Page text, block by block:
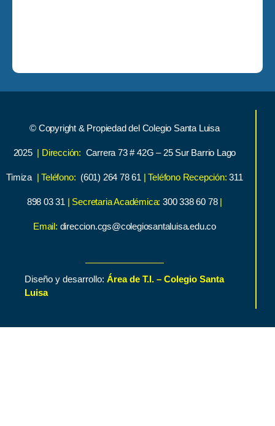
© Copyright & Propiedad del Colegio Santa Luisa
2025 | Dirección: Carrera 73 # 42G – 25 Sur Barrio Lago
Timiza | Teléfono: (601) 264 78 61 | Teléfono Recepción: 311
898 03 31 | Secretaria Académica:300 338 60 78 |
Email: direccion.cgs@colegiosantaluisa.edu.co
Diseño y desarrollo: Área de T.I. – Colegio Santa
Luisa